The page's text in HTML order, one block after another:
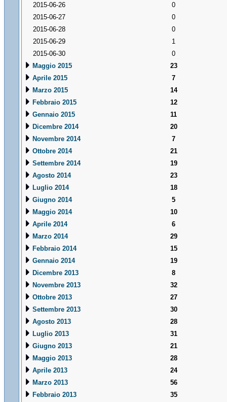
2015-06-26
0
2015-06-27
0
2015-06-28
0
2015-06-29
1
2015-06-30
0
Maggio 2015
23
Aprile 2015
7
Marzo 2015
14
Febbraio 2015
12
Gennaio 2015
11
Dicembre 2014
20
Novembre 2014
7
Ottobre 2014
21
Settembre 2014
19
Agosto 2014
23
Luglio 2014
18
Giugno 2014
5
Maggio 2014
10
Aprile 2014
6
Marzo 2014
29
Febbraio 2014
15
Gennaio 2014
19
Dicembre 2013
8
Novembre 2013
32
Ottobre 2013
27
Settembre 2013
30
Agosto 2013
28
Luglio 2013
31
Giugno 2013
21
Maggio 2013
28
Aprile 2013
24
Marzo 2013
56
Febbraio 2013
35